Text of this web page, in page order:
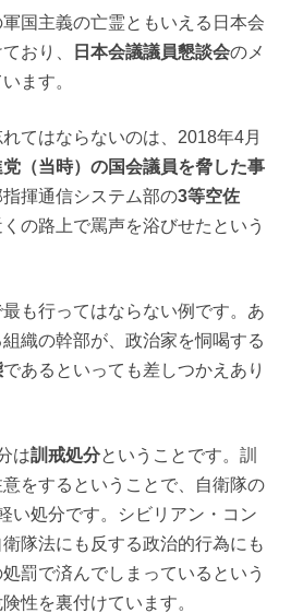
国主義の亡霊ともいえる日本会
おり、
日本会議議員懇談会のメ
ます。
てはならないのは、2018年4月
（当時）の国会議員を脅した事
揮通信システム部の3等空佐
の路上で罵声を浴びせたという
も行ってはならない例です。あ
織の幹部が、政治家を恫喝する
であるといっても差しつかえあり
は訓戒処分ということです。訓
をするということで、自衛隊の
い処分です。シビリアン・コン
隊法にも反する政治的行為にも
罰で済んでしまっているという
性を裏付けています。